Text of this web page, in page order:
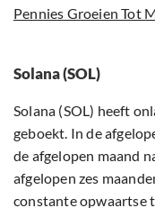
Pennies Groeien Tot
Solana (SOL)
Solana (SOL) heeft
geboekt. In de
de afgelopen maand
afgelopen zes
constante opwaartse